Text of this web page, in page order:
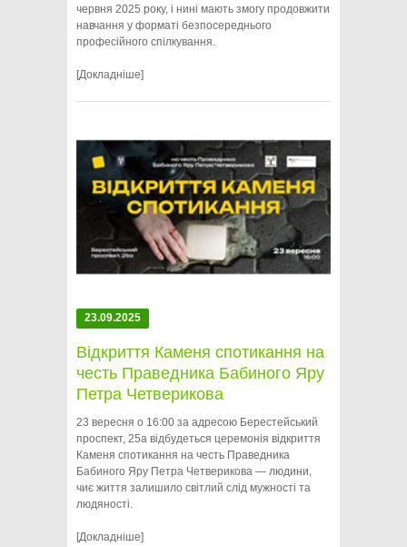
червня 2025 року, і нині мають змогу продовжити
навчання у форматі безпосереднього
професійного спілкування.
[Докладніше]
23.09.2025
Відкриття Каменя спотикання на
честь Праведника Бабиного Яру
Петра Четверикова
23 вересня о 16:00 за адресою Берестейський
проспект, 25а відбудеться церемонія відкриття
Каменя спотикання на честь Праведника
Бабиного Яру Петра Четверикова — людини,
чиє життя залишило світлий слід мужності та
людяності.
[Докладніше]